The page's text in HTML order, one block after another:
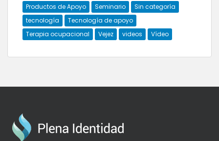
Productos de Apoyo
Seminario
Sin categoría
tecnología
Tecnología de apoyo
Terapia ocupacional
Vejez videos Vídeo